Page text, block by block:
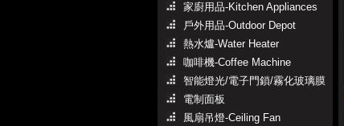
家廚用品-Kitchen Appliances
戶外用品-Outdoor Depot
熱水爐-Water Heater
咖啡機-Coffee Machine
智能燈光/電子門鎖/霧化玻璃膜
電制面板
風扇吊燈-Ceiling Fan